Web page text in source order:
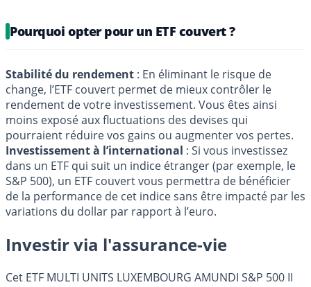
Pourquoi opter pour un ETF couvert ?
Stabilité du rendement : En éliminant le risque de
change, l’ETF couvert permet de mieux contrôler le
rendement de votre investissement. Vous êtes ainsi
moins exposé aux fluctuations des devises qui
pourraient réduire vos gains ou augmenter vos pertes.
Investissement à l’international : Si vous investissez
dans un ETF qui suit un indice étranger (par exemple, le
S&P 500), un ETF couvert vous permettra de bénéficier
de la performance de cet indice sans être impacté par les
variations du dollar par rapport à l’euro.
Investir via l'assurance-vie
Cet ETF MULTI UNITS LUXEMBOURG AMUNDI S&P 500 II